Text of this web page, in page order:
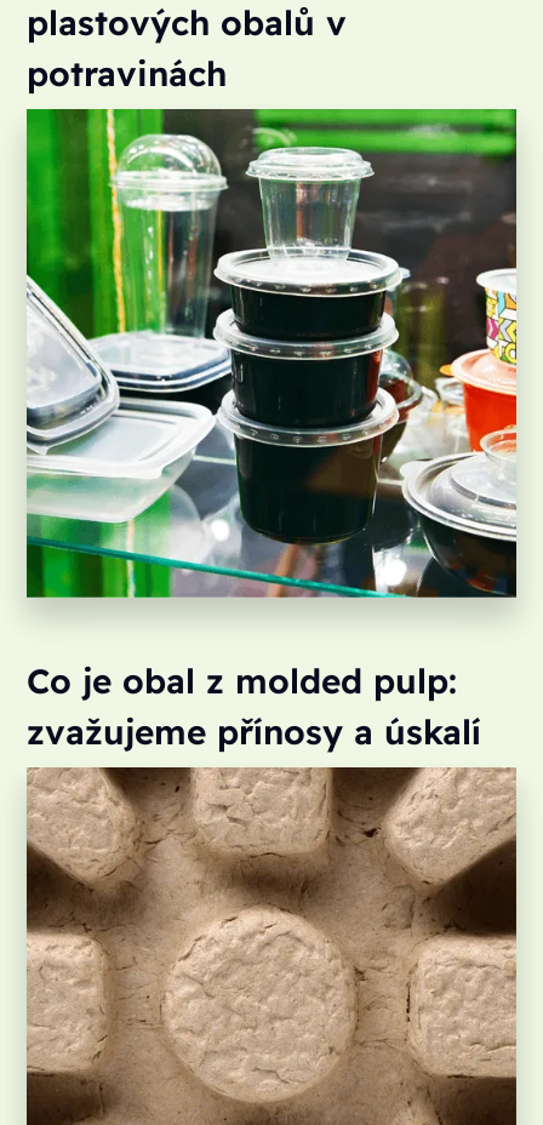
plastových obalů v
potravinách
Co je obal z molded pulp:
zvažujeme přínosy a úskalí